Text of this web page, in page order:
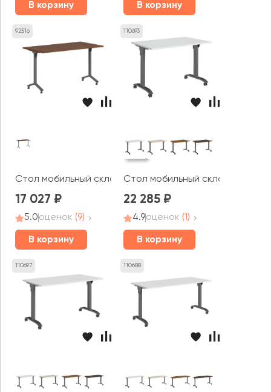
В корзину В корзину
92516
Стол мобильный складной 160 Тренд Метал / Trend
17 027
5.0оценок (9)
В корзину
110693
Стол мобильный складной 120
22 285
4.9оценок (1)
В корзину
110697 110688